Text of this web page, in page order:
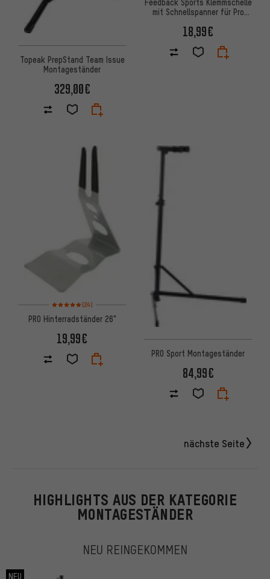
Topeak PrepStand Team Issue
Montageständer
329,00€
mit Schnellspanner für Pro
18,99€
Bewertungen: 5 von 5 basierend auf 24 Bewertungen
(24)
PRO Hinterradständer 26"
19,99€
PRO Sport Montageständer
84,99€
nächste Seite
HIGHLIGHTS AUS DER KATEGORIE
MONTAGESTÄNDER
NEU REINGEKOMMEN
NEU